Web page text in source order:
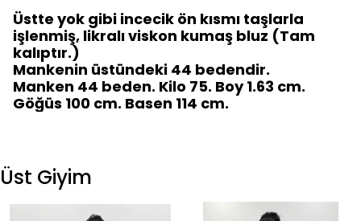
Üstte yok gibi incecik ön kısmı taşlarla
işlenmiş, likralı viskon kumaş bluz (Tam
kalıptır.)
Mankenin üstündeki 44 bedendir.
Manken 44 beden. Kilo 75. Boy 1.63 cm.
Göğüs 100 cm. Basen 114 cm.
Üst Giyim